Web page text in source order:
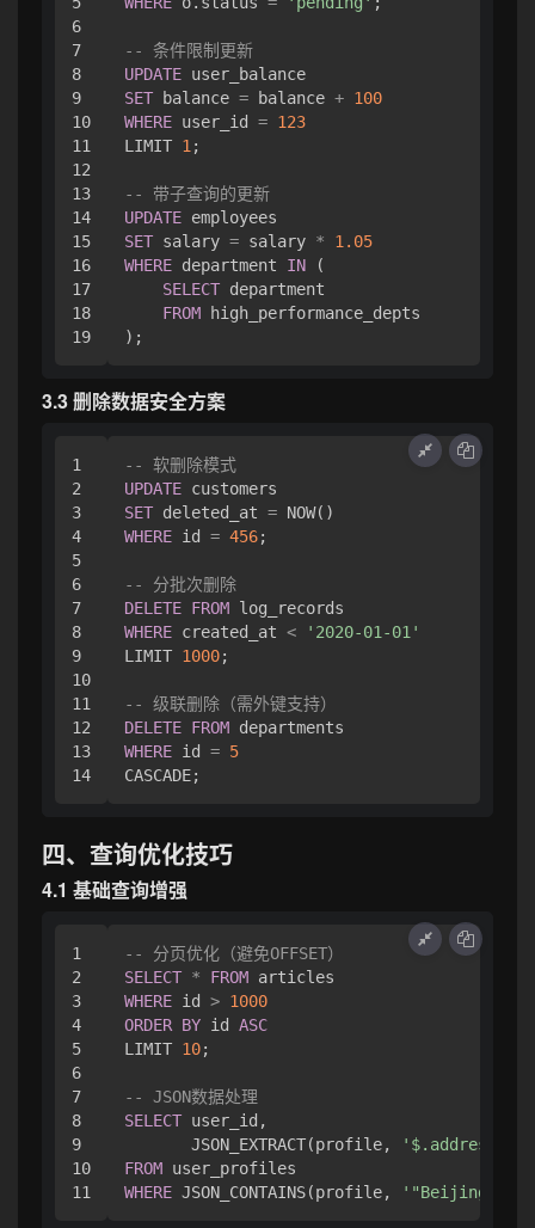
6
7
8
9
10
11
12
13
14
15
16
17
18
-- 条件限制更新
UPDATE
SET balance = balance + 100
WHERE user_id = 123
LIMIT 1 ;
-- 带子查询的更新
UPDATE
SET salary = salary *
1.05
WHERE department IN (
SELECT department
FROM high_performance_depts
3.3 删除数据安全方案
1
2
3
4
5
6
7
8
9
10
11
12
13
-- 软删除模式
UPDATE
SET deleted_at =
WHERE id = 456;
-- 分批次删除
DELETE FROM
WHERE created_at <
'2020-01-01'
LIMIT 1000;
-- 级联删除（需外键支持）
DELETE FROM
WHERE id = 5
四、查询优化技巧
4.1 基础查询增强
1
2
3
4
5
6
7
8
9
10
-- 分页优化（避免OFFSET）
SELECT * FROM
WHERE id > 1000
ORDER BY id ASC
LIMIT 10;
-- JSON数据处理
SELECT user_id,
       JSON_EXTRACT(profile,
FROM
WHERE JSON_CONTAINS(profile, '"Beijing"'